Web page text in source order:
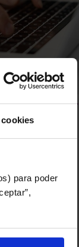
para poder
para trabajar